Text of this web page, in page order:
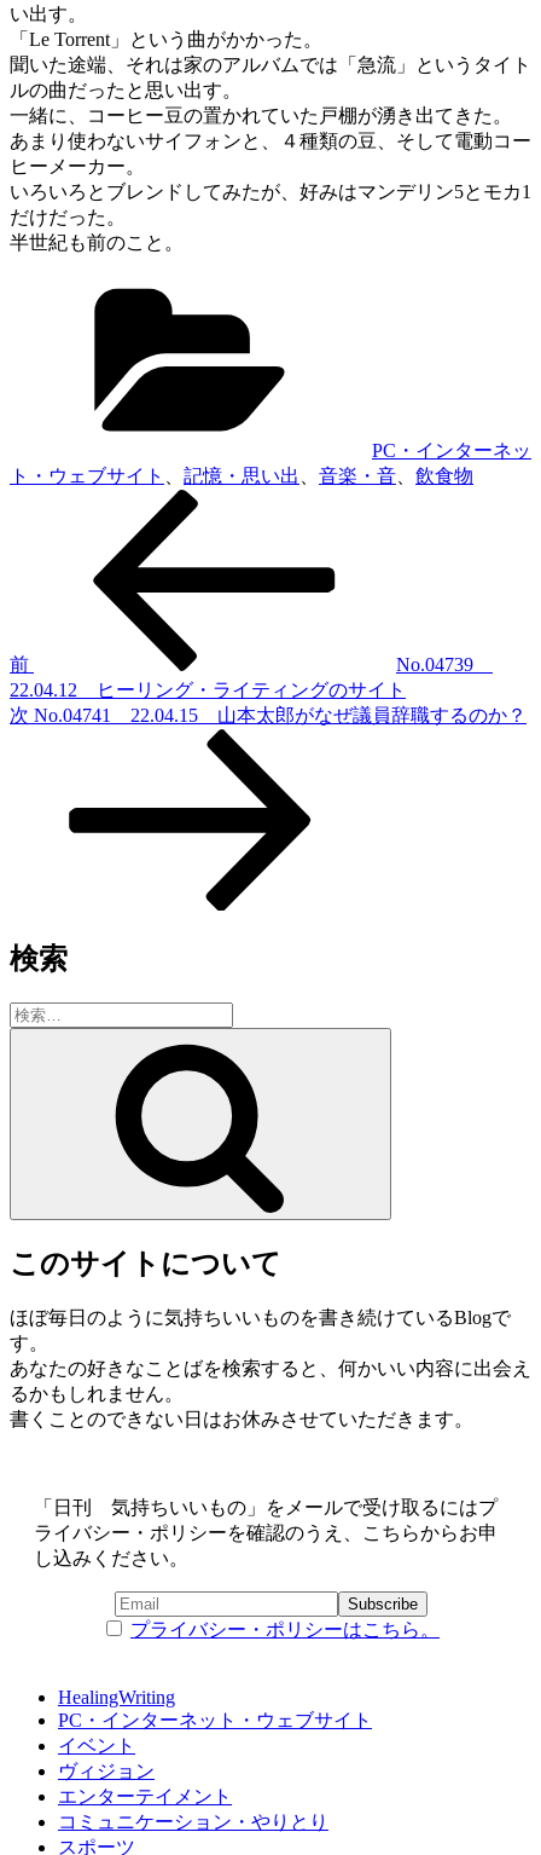
い出す。
「Le Torrent」という曲がかかった。
聞いた途端、それは家のアルバムでは「急流」というタイト
ルの曲だったと思い出す。
一緒に、コーヒー豆の置かれていた戸棚が湧き出てきた。
あまり使わないサイフォンと、４種類の豆、そして電動コー
ヒーメーカー。
いろいろとブレンドしてみたが、好みはマンデリン5とモカ1
だけだった。
半世紀も前のこと。
PC・インターネッ
ト・ウェブサイト
記憶・思い出 音楽・音 飲食物
ゲ
ー
前
No.04739
22.04.12 ヒーリング・ライティングのサイト
次
次 No.04741 22.04.15 山本太郎がなぜ議員辞職するのか？
検索
検
索:
このサイトについて
ほぼ毎日のように気持ちいいものを書き続けているBlogで
す。
あなたの好きなことばを検索すると、何かいい内容に出会え
るかもしれません。
書くことのできない日はお休みさせていただきます。
「日刊 気持ちいいもの」をメールで受け取るにはプ
ライバシー・ポリシーを確認のうえ、こちらからお申
し込みください。
プライバシー・ポリシーはこちら。
HealingWriting
PC・インターネット・ウェブサイト
イベント
ヴィジョン
エンターテイメント
コミュニケーション・やりとり
スポーツ